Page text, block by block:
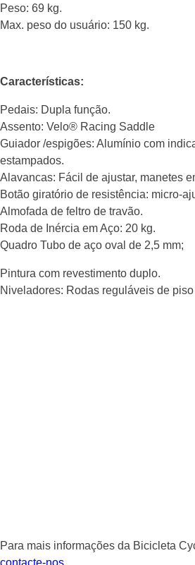
Peso: 69 kg.
Max. peso do usuário: 150 kg.
Características:
Pedais: Dupla função.
Assento: Velo® Racing Saddle
Guiador /espigões: Alumínio com
estampados.
Alavancas: Fácil de ajustar, manetes
Botão giratório de resistência: micro-
Almofada de feltro de travão.
Roda de Inércia em Aço: 20 kg.
Quadro Tubo de aço oval de 2,5 mm;
Pintura com revestimento duplo.
Niveladores: Rodas reguláveis ​​de
Para mais informações da Bicicleta